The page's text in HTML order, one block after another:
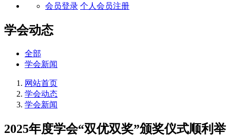
会员登录 个人会员注册
学会动态
全部
学会新闻
网站首页
学会动态
学会新闻
2025年度学会“双优双奖”颁奖仪式顺利举